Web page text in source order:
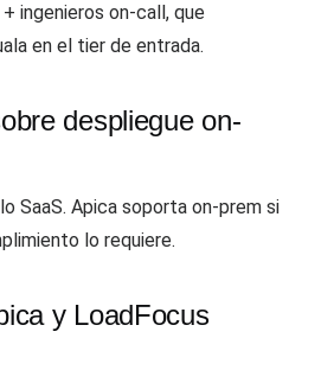
ingenieros on-call, que
en el tier de entrada.
despliegue on-
SaaS. Apica soporta on-prem si
lo requiere.
y LoadFocus